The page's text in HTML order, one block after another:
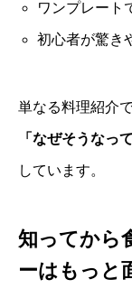
ワンプレート
初心者が驚き
単なる料理紹介
「なぜそうなっ
しています。
知ってから
ーはもっと